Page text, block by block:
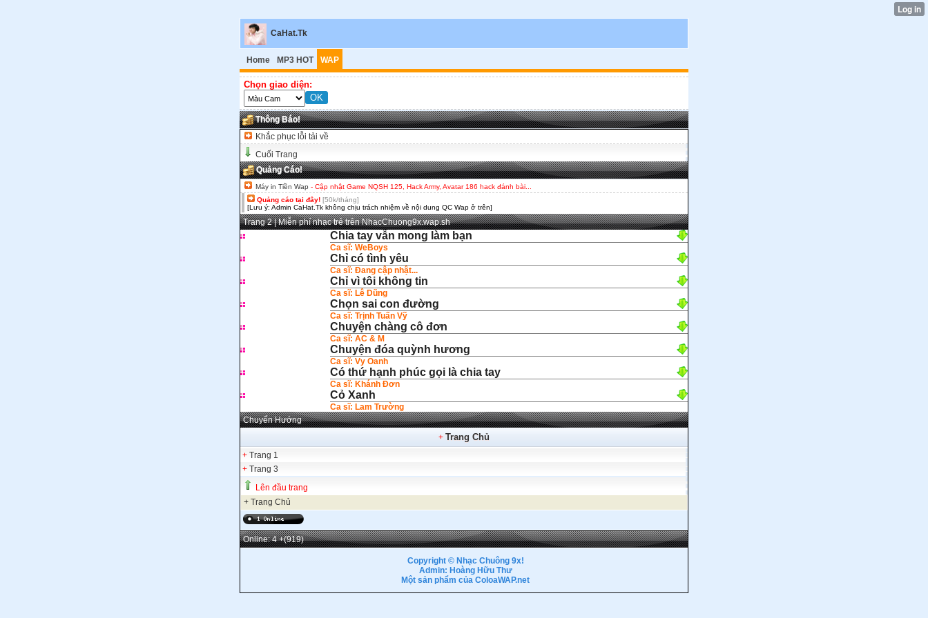
CaHat.Tk
Home MP3 HOT WAP
Chọn giao diện:
Thông Báo!
Khắc phục lỗi tải về
Cuối Trang
Quảng Cáo!
Máy in Tiền Wap - Cập nhật Game NQSH 125, Hack Army, Avatar 186 hack đánh bài...
Quảng cáo tại đây! [50k/tháng]
[Lưu ý: Admin CaHat.Tk không chịu trách nhiệm về nội dung QC Wap ở trên]
Trang 2 | Miễn phí nhạc trẻ trên NhacChuong9x.wap.sh
Chia tay vẫn mong làm bạn
Ca sĩ: WeBoys
Chỉ có tình yêu
Ca sĩ: Đang cập nhật...
Chỉ vì tôi không tin
Ca sĩ: Lê Dũng
Chọn sai con đường
Ca sĩ: Trịnh Tuấn Vỹ
Chuyện chàng cô đơn
Ca sĩ: AC & M
Chuyện đóa quỳnh hương
Ca sĩ: Vy Oanh
Có thứ hạnh phúc gọi là chia tay
Ca sĩ: Khánh Đơn
Cỏ Xanh
Ca sĩ: Lam Trường
Chuyển Hướng
+ Trang Chủ
+ Trang 1
+ Trang 3
Lên đầu trang
+ Trang Chủ
Online: 4+(919)
Copyright © Nhạc Chuông 9x!
Admin: Hoàng Hữu Thư
Một sản phẩm của ColoaWAP.net